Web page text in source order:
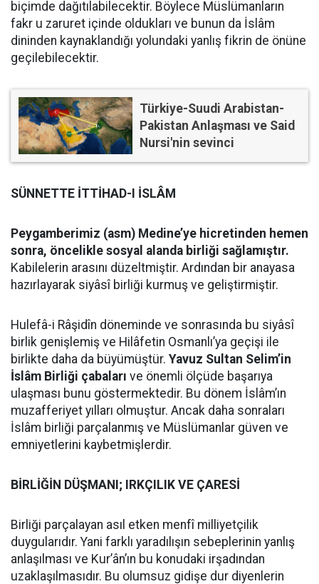
biçimde dağıtılabilecektir. Böylece Müslümanların
fakr u zaruret içinde oldukları ve bunun da İslâm
dininden kaynaklandığı yolundaki yanlış fikrin de önüne
geçilebilecektir.
Türkiye-Suudi Arabistan-
Pakistan Anlaşması ve Said
Nursi'nin sevinci
SÜNNETTE İTTİHAD-I İSLÂM
Peygamberimiz (asm) Medine’ye hicretinden hemen
sonra, öncelikle sosyal alanda birliği sağlamıştır.
Kabilelerin arasını düzeltmiştir. Ardından bir anayasa
hazırlayarak siyâsî birliği kurmuş ve geliştirmiştir.
Hulefâ-i Râşidîn döneminde ve sonrasında bu siyâsî
birlik genişlemiş ve Hilâfetin Osmanlı’ya geçişi ile
birlikte daha da büyümüştür. Yavuz Sultan Selim’in
İslâm Birliği çabaları ve önemli ölçüde başarıya
ulaşması bunu göstermektedir. Bu dönem İslâm’ın
muzafferiyet yılları olmuştur. Ancak daha sonraları
İslâm birliği parçalanmış ve Müslümanlar güven ve
emniyetlerini kaybetmişlerdir.
BİRLİĞİN DÜŞMANI; IRKÇILIK VE ÇARESİ
Birliği parçalayan asıl etken menfî milliyetçilik
duygularıdır. Yani farklı yaradılışın sebeplerinin yanlış
anlaşılması ve Kur’ân’ın bu konudaki irşadından
uzaklaşılmasıdır. Bu olumsuz gidişe dur diyenlerin